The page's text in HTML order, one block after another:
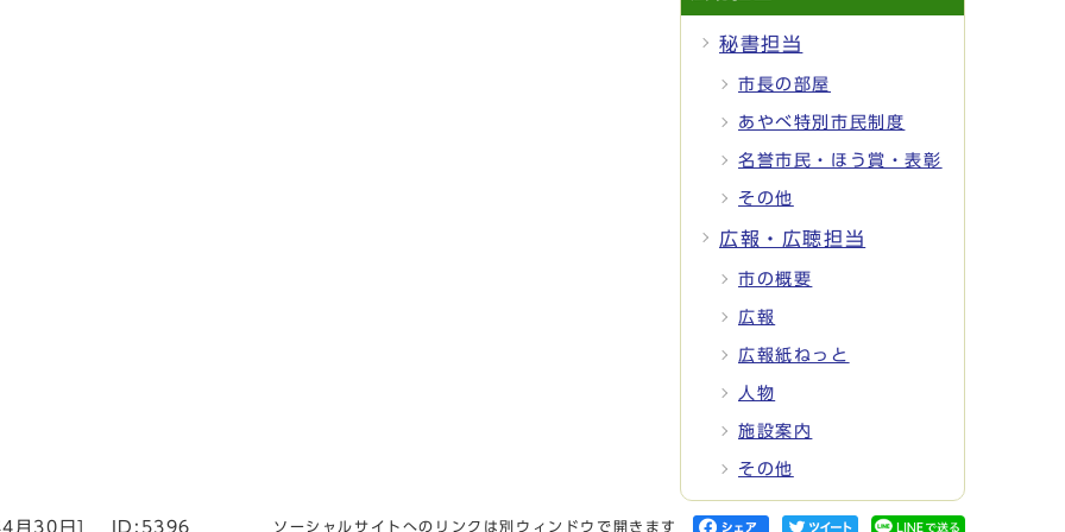
秘書担当
市長の部屋
あやべ特別市民制度
名誉市民・ほう賞・表彰
その他
広報・広聴担当
市の概要
広報
広報紙ねっと
人物
施設案内
その他
月30日 ID:5396 ソーシャルサイトへのリンクは別ウィンドウで開きます